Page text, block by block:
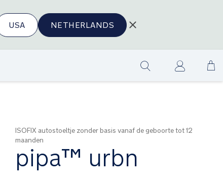
USA NETHERLANDS
Ga
ISOFIX autostoeltje zonder basis vanaf de geboorte tot 12
maanden
pipa™ urbn